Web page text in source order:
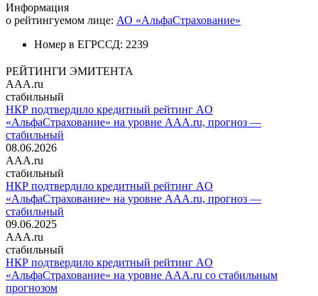
Информация
о рейтингуемом лице: АО «АльфаСтрахование»
Номер в ЕГРССД: 2239
РЕЙТИНГИ ЭМИТЕНТА
AAA.ru
стабильный
НКР подтвердило кредитный рейтинг AО
«АльфаСтрахование» на уровне AAA.ru, прогноз —
стабильный
08.06.2026
AAA.ru
стабильный
НКР подтвердило кредитный рейтинг AО
«АльфаСтрахование» на уровне AAA.ru, прогноз —
стабильный
09.06.2025
AAA.ru
стабильный
НКР подтвердило кредитный рейтинг AО
«АльфаСтрахование» на уровне AAA.ru со стабильным
прогнозом